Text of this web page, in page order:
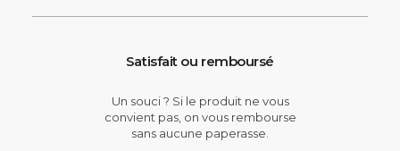
Satisfait ou remboursé
Un souci ? Si le produit ne vous
convient pas, on vous rembourse
sans aucune paperasse.